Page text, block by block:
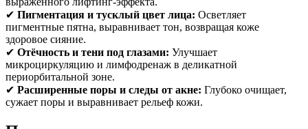
✔ Пигментация и тусклый цвет лица: Осветляет
пигментные пятна, выравнивает тон, возвращая коже
здоровое сияние.
✔ Отёчность и тени под глазами: Улучшает
микроциркуляцию и лимфодренаж в деликатной
периорбитальной зоне.
✔ Расширенные поры и следы от акне: Глубоко очищает,
сужает поры и выравнивает рельеф кожи.